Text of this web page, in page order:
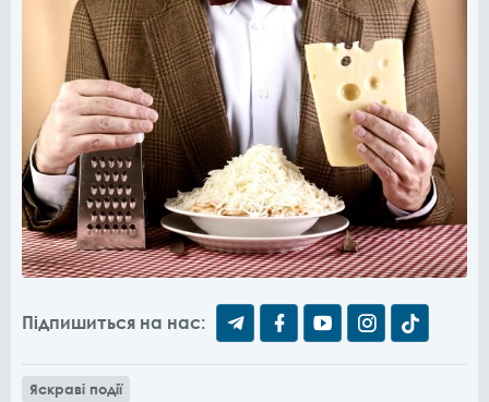
Підпишиться на нас:
Яскраві події